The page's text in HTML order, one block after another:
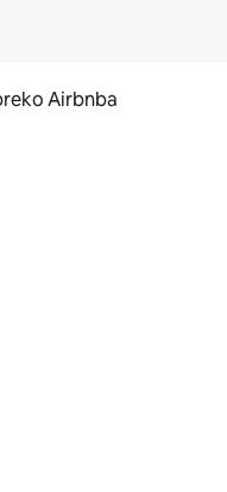
Airbnba